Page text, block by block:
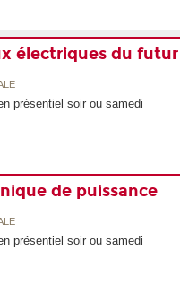
électriques du futur
présentiel soir ou samedi
de puissance
présentiel soir ou samedi